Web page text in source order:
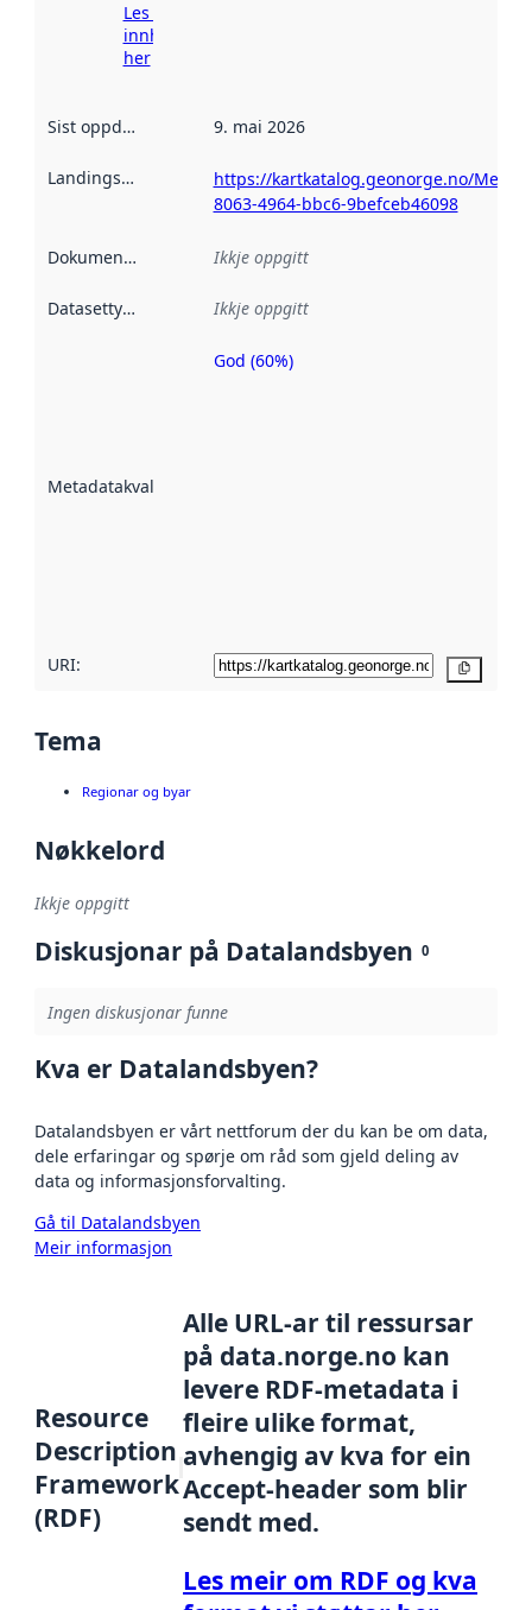
Les meir om
innhenting
her
Sist oppdatert 9. mai 2026
Landingsside
https://kartkatalog.geonorge.no/
8063-4964-bbc6-9befceb46098
Dokumentasjon Ikkje oppgitt
Datasettype Ikkje oppgitt
Metadatakvalitet
Metadatakvalitet
God (60%)
URI:
Tema
Regionar og byar
Nøkkelord
Ikkje oppgitt
Diskusjonar på Datalandsbyen 0
Ingen diskusjonar funne
Kva er Datalandsbyen?
Datalandsbyen er vårt nettforum der du kan be om data,
dele erfaringar og spørje om råd som gjeld deling av
data og informasjonsforvalting.
Gå til Datalandsbyen
Meir informasjon
Resource
Description
Framework
(RDF)
Alle URL-ar til ressursar
på data.norge.no kan
levere RDF-metadata i
fleire ulike format,
avhengig av kva for ein
Accept-header som blir
sendt med.
Les meir om RDF og kva